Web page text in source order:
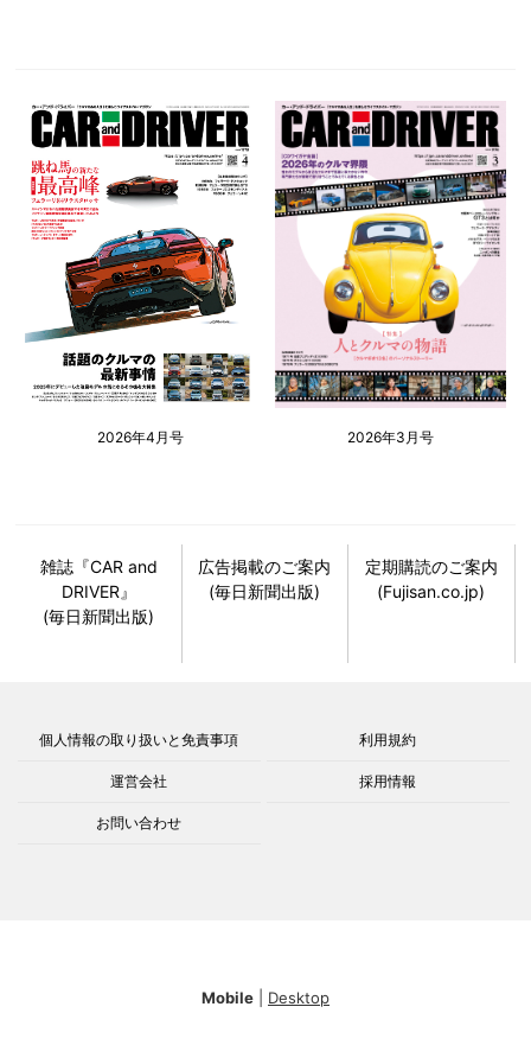
2026年4月号 2026年3月号
雑誌『CAR and
DRIVER』
(毎日新聞出版)
広告掲載のご案内
(毎日新聞出版)
定期購読のご案内
(Fujisan.co.jp)
個人情報の取り扱いと免責事項 利用規約
運営会社 採用情報
お問い合わせ
Mobile Desktop